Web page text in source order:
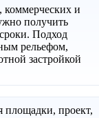
коммерческих и
получить
Подход
рельефом,
застройкой
площадки, проект,